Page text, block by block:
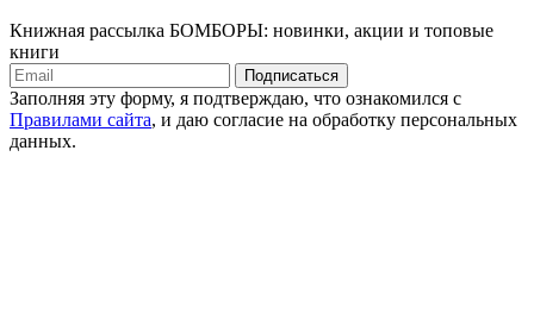
Книжная рассылка БОМБОРЫ: новинки, акции и топовые
книги
Подписаться
Заполняя эту форму, я подтверждаю, что ознакомился с
Правилами сайта, и даю согласие на обработку персональных
данных.